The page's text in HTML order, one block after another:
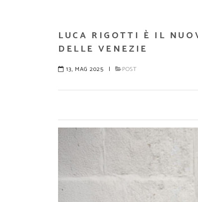
LUCA RIGOTTI È IL
DELLE VENEZIE
13, MAG 2025 | POST